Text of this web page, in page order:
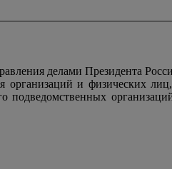
делами Президента
и физических